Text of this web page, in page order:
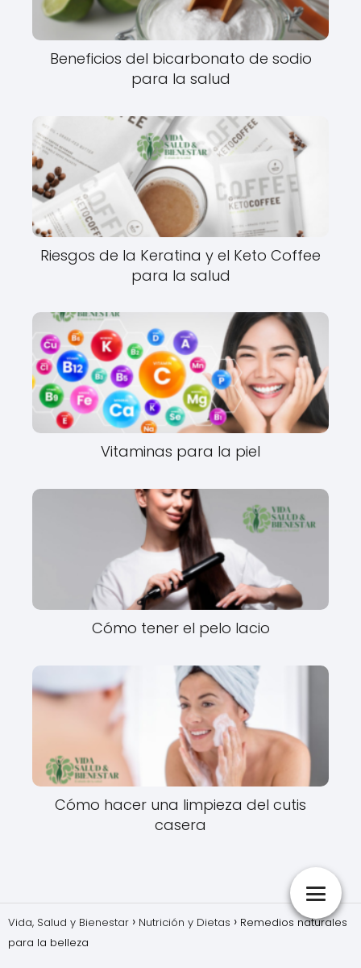
Beneficios del bicarbonato de sodio
para la salud
Riesgos de la Keratina y el Keto Coffee
para la salud
Vitaminas para la piel
Cómo tener el pelo lacio
Cómo hacer una limpieza del cutis
casera
Vida, Salud y Bienestar Nutrición y Dietas
Remedios naturales
para la belleza